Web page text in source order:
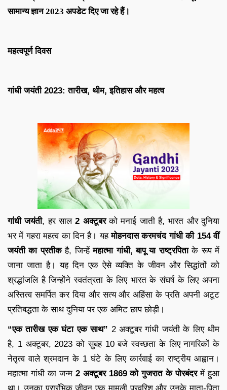
सामान्य ज्ञान 2023 अपडेट दिए जा रहे हैं।
महत्वपूर्ण दिवस
गांधी जयंती 2023: तारीख, थीम, इतिहास और महत्व
गांधी जयंती, हर साल2 अक्टूबरको मनाई जाती है, भारत और दुनिया
भर में गहरा महत्व का दिन है। यहमोहनदास करमचंद गांधी की 154 वीं
जयंती का प्रतीकहै, जिन्हेंमहात्मा गांधी, बापू या राष्ट्रपिताके रूप में
जाना जाता है। यह दिन एक ऐसे व्यक्ति के जीवन और सिद्धांतों को
श्रद्धांजलि है जिन्होंने स्वतंत्रता के लिए भारत के संघर्ष के लिए अपना
अस्तित्व समर्पित कर दिया और सत्य और अहिंसा के प्रति अपनी अटूट
प्रतिबद्धता के साथ दुनिया पर एक अमिट छाप छोड़ी।
“एक तारीख एक घंटा एक साथ” 2 अक्टूबर गांधी जयंती के लिए थीम
है, 1 अक्टूबर, 2023 को सुबह 10 बजे स्वच्छता के लिए नागरिकों के
नेतृत्व वाले श्रमदान के 1 घंटे के लिए कार्रवाई का राष्ट्रीय आह्वान।
महात्मा गांधी का जन्म 2 अक्टूबर 1869 को गुजरात के पोरबंदरमें हुआ